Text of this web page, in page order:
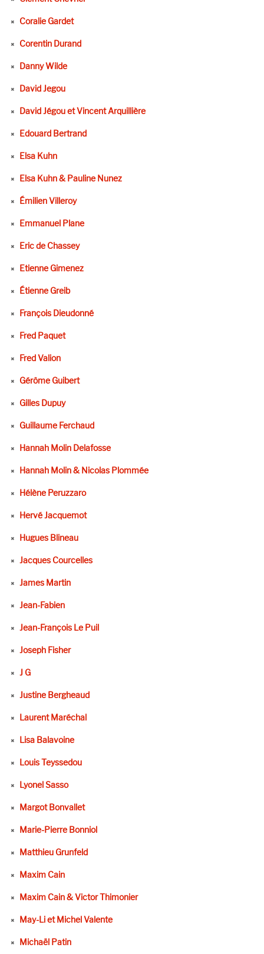
Coralie Gardet
Corentin Durand
Danny Wilde
David Jegou
David Jégou et Vincent Arquillière
Edouard Bertrand
Elsa Kuhn
Elsa Kuhn & Pauline Nunez
Émilien Villeroy
Emmanuel Plane
Eric de Chassey
Etienne Gimenez
Étienne Greib
François Dieudonné
Fred Paquet
Fred Valion
Gérôme Guibert
Gilles Dupuy
Guillaume Ferchaud
Hannah Molin Delafosse
Hannah Molin & Nicolas Plommée
Hélène Peruzzaro
Hervé Jacquemot
Hugues Blineau
Jacques Courcelles
James Martin
Jean-Fabien
Jean-François Le Puil
Joseph Fisher
J G
Justine Bergheaud
Laurent Maréchal
Lisa Balavoine
Louis Teyssedou
Lyonel Sasso
Margot Bonvallet
Marie-Pierre Bonniol
Matthieu Grunfeld
Maxim Cain
Maxim Cain & Victor Thimonier
May-Li et Michel Valente
Michaël Patin